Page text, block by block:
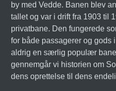
by med Vedde. Banen blev
tallet og var i drift fra 1903 til
privatbane. Den fungerede
for både passagerer og gods
aldrig en særlig populær
gennemgår vi historien om
dens oprettelse til dens